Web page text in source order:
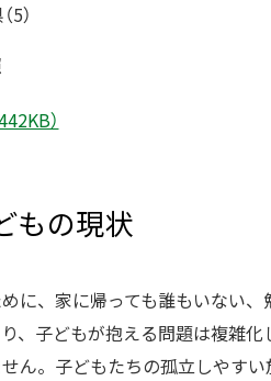
5）
）
もの現状
に、家に帰っても誰もいない
、子どもが抱える問題は複雑
ん。子どもたちの孤立しやす